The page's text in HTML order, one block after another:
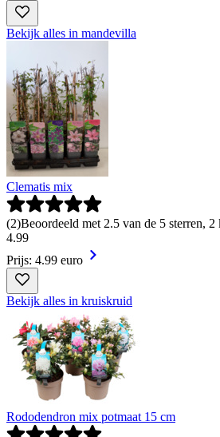
Bekijk alles in mandevilla
Clematis mix
(2)Beoordeeld met 2.5 van de 5 sterren,
4.99
Prijs: 4.99 euro
Bekijk alles in kruiskruid
Rododendron mix potmaat 15 cm